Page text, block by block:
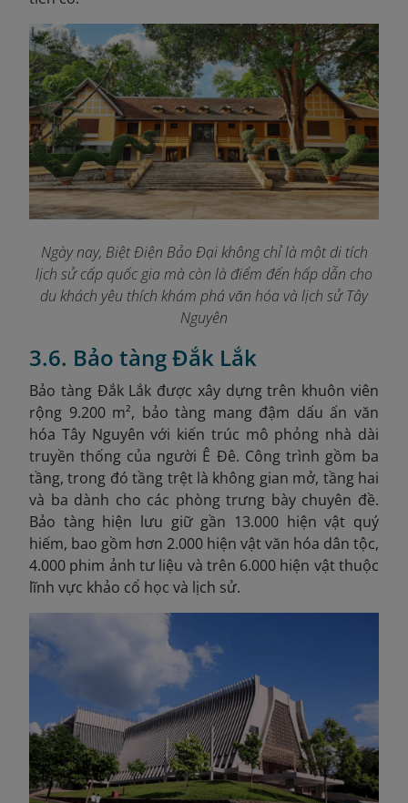
Ngày nay, Biệt Điện Bảo Đại không chỉ là một di tích
lịch sử cấp quốc gia mà còn là điểm đến hấp dẫn cho
du khách yêu thích khám phá văn hóa và lịch sử Tây
Nguyên
3.6. Bảo tàng Đắk Lắk
Bảo tàng Đắk Lắk được xây dựng trên khuôn viên
rộng 9.200 m², bảo tàng mang đậm dấu ấn văn
hóa Tây Nguyên với kiến trúc mô phỏng nhà dài
truyền thống của người Ê Đê. Công trình gồm ba
tầng, trong đó tầng trệt là không gian mở, tầng hai
và ba dành cho các phòng trưng bày chuyên đề.
Bảo tàng hiện lưu giữ gần 13.000 hiện vật quý
hiếm, bao gồm hơn 2.000 hiện vật văn hóa dân tộc,
4.000 phim ảnh tư liệu và trên 6.000 hiện vật thuộc
lĩnh vực khảo cổ học và lịch sử.